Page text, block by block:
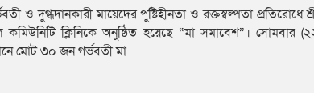
ও দুগ্ধদানকারী মায়েদের পুষ্টিহীনতা ও রক্তস্বল্পতা প্রতিরোধে
ক্লিনিকে অনুষ্ঠিত হয়েছে “মা সমাবেশ”। সোমবার
মোট ৩০ জন গর্ভবতী মা